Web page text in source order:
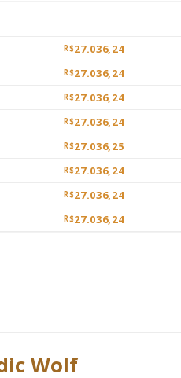
R$27.036,24
R$27.036,24
R$27.036,24
R$27.036,24
R$27.036,25
R$27.036,24
R$27.036,24
R$27.036,24
Wolf